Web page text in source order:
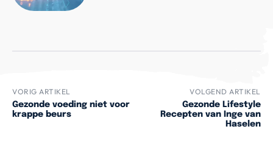
VORIG ARTIKEL
Gezonde voeding niet voor
krappe beurs
VOLGEND ARTIKEL
Gezonde Lifestyle
Recepten van Inge van
Haselen